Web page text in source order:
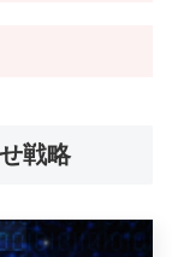
戦略